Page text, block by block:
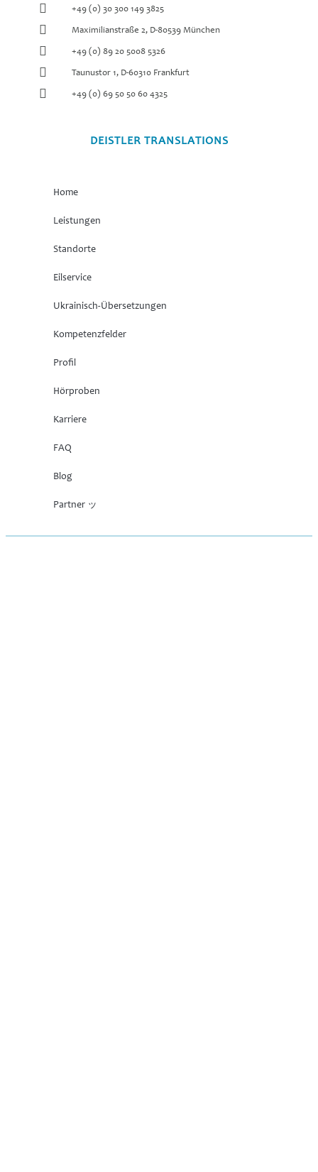
+49 (0) 30 300 149 3825
Maximilianstraße 2, D-80539 München
+49 (0) 89 20 5008 5326
Taunustor 1, D-60310 Frankfurt
+49 (0) 69 50 50 60 4325
DEISTLER TRANSLATIONS
Home
Leistungen
Standorte
Eilservice
Ukrainisch-Übersetzungen
Kompetenzfelder
Profil
Hörproben
Karriere
FAQ
Blog
Partner ッ